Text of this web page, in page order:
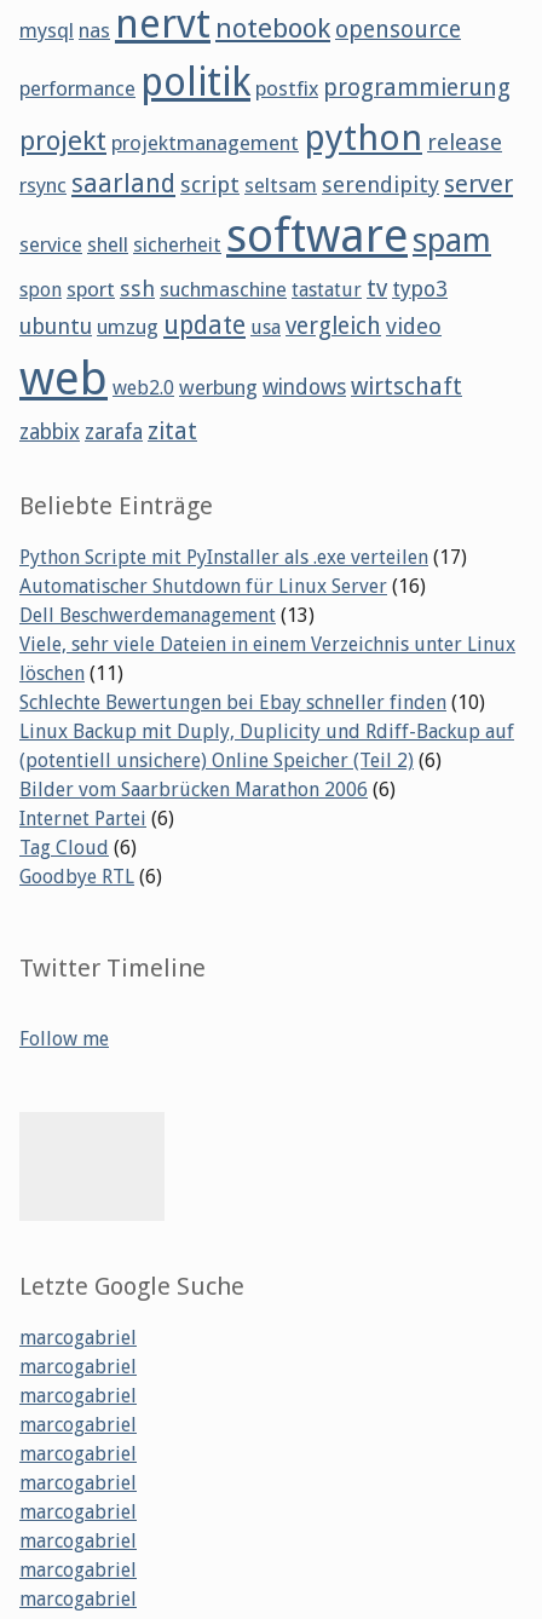
mysql nas nervt notebook opensource
performance politik postfix programmierung
projekt projektmanagement python release
rsync saarland script seltsam serendipity server
service shell sicherheit softwarespam
spon sport ssh suchmaschine tastatur tv typo3
ubuntu umzug update usa vergleich video
web web2.0 werbung windows wirtschaft
zabbix zarafa zitat
Beliebte Einträge
Python Scripte mit PyInstaller als .exe verteilen (17)
Automatischer Shutdown für Linux Server (16)
Dell Beschwerdemanagement (13)
Viele, sehr viele Dateien in einem Verzeichnis unter Linux
löschen (11)
Schlechte Bewertungen bei Ebay schneller finden (10)
Linux Backup mit Duply, Duplicity und Rdiff-Backup auf
(potentiell unsichere) Online Speicher (Teil 2) (6)
Bilder vom Saarbrücken Marathon 2006 (6)
Internet Partei (6)
Tag Cloud (6)
Goodbye RTL (6)
Twitter Timeline
Follow me
Letzte Google Suche
marcogabriel
marcogabriel
marcogabriel
marcogabriel
marcogabriel
marcogabriel
marcogabriel
marcogabriel
marcogabriel
marcogabriel